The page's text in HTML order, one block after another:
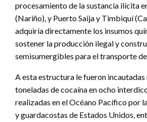
procesamiento de la sustancia ilícita
(Nariño), y Puerto Saija y Timbiquí
adquiría directamente los insumos
sostener la producción ilegal y
semisumergibles para el transporte
A esta estructura le fueron incautadas
toneladas de cocaína en ocho
realizadas en el Océano Pacífico por
y guardacostas de Estados Unidos,